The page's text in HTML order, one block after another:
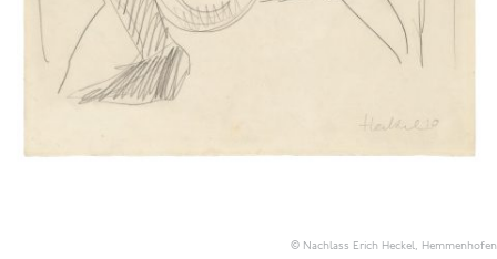
© Nachlass Erich Heckel, Hemmenhofen